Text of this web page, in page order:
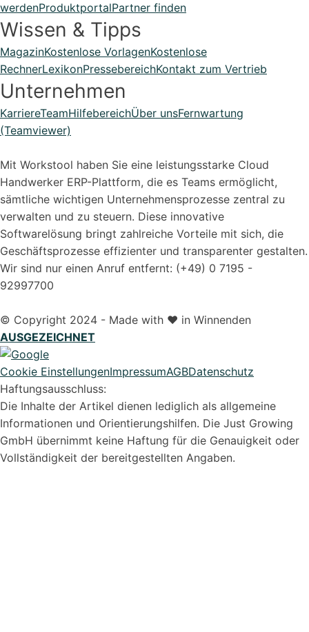
werdenProduktportalPartner finden
Wissen & Tipps
MagazinKostenlose VorlagenKostenlose
RechnerLexikonPressebereichKontakt zum Vertrieb
Unternehmen
KarriereTeamHilfebereichÜber unsFernwartung
(Teamviewer)
Mit Workstool haben Sie eine leistungsstarke Cloud
Handwerker ERP-Plattform, die es Teams ermöglicht,
sämtliche wichtigen Unternehmensprozesse zentral zu
verwalten und zu steuern. Diese innovative
Softwarelösung bringt zahlreiche Vorteile mit sich, die
Geschäftsprozesse effizienter und transparenter gestalten.
Wir sind nur einen Anruf entfernt: (+49) 0 7195 -
92997700
© Copyright 2024 - Made with ❤️ in Winnenden
AUSGEZEICHNET
Cookie EinstellungenImpressumAGBDatenschutz
Haftungsausschluss:
Die Inhalte der Artikel dienen lediglich als allgemeine
Informationen und Orientierungshilfen. Die Just Growing
GmbH übernimmt keine Haftung für die Genauigkeit oder
Vollständigkeit der bereitgestellten Angaben.
Syvera Accessify
Barrierefreiheits-Tools